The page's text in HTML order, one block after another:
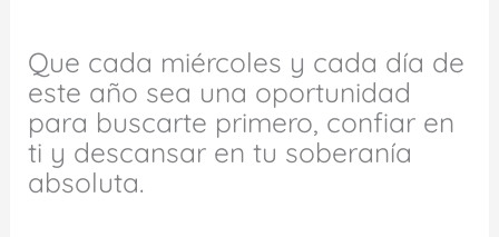
Que cada miércoles y cada día de
este año sea una oportunidad
para buscarte primero, confiar en
ti y descansar en tu soberanía
absoluta.